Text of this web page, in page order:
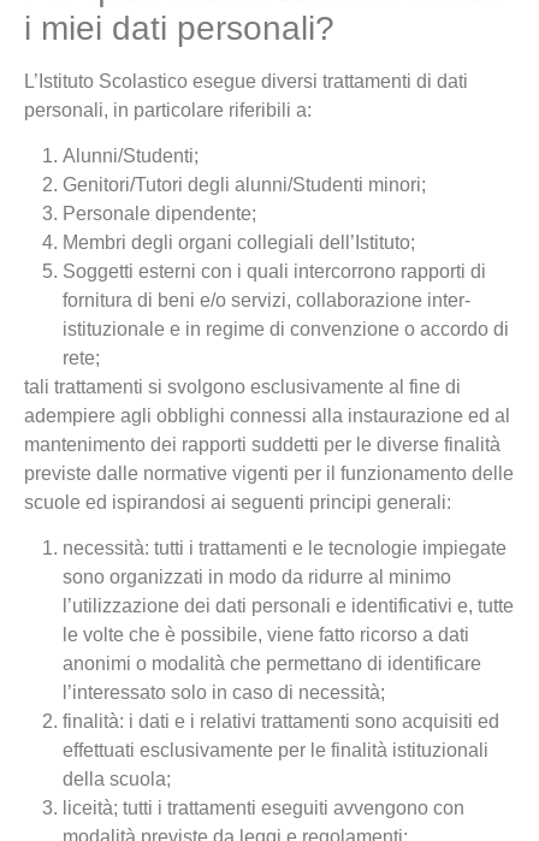
i miei dati personali?
L’Istituto Scolastico esegue diversi trattamenti di dati
personali, in particolare riferibili a:
Alunni/Studenti;
Genitori/Tutori degli alunni/Studenti minori;
Personale dipendente;
Membri degli organi collegiali dell’Istituto;
Soggetti esterni con i quali intercorrono rapporti di
fornitura di beni e/o servizi, collaborazione inter-
istituzionale e in regime di convenzione o accordo di
rete;
tali trattamenti si svolgono esclusivamente al fine di
adempiere agli obblighi connessi alla instaurazione ed al
mantenimento dei rapporti suddetti per le diverse finalità
previste dalle normative vigenti per il funzionamento delle
scuole ed ispirandosi ai seguenti principi generali:
necessità: tutti i trattamenti e le tecnologie impiegate
sono organizzati in modo da ridurre al minimo
l’utilizzazione dei dati personali e identificativi e, tutte
le volte che è possibile, viene fatto ricorso a dati
anonimi o modalità che permettano di identificare
l’interessato solo in caso di necessità;
finalità: i dati e i relativi trattamenti sono acquisiti ed
effettuati esclusivamente per le finalità istituzionali
della scuola;
liceità; tutti i trattamenti eseguiti avvengono con